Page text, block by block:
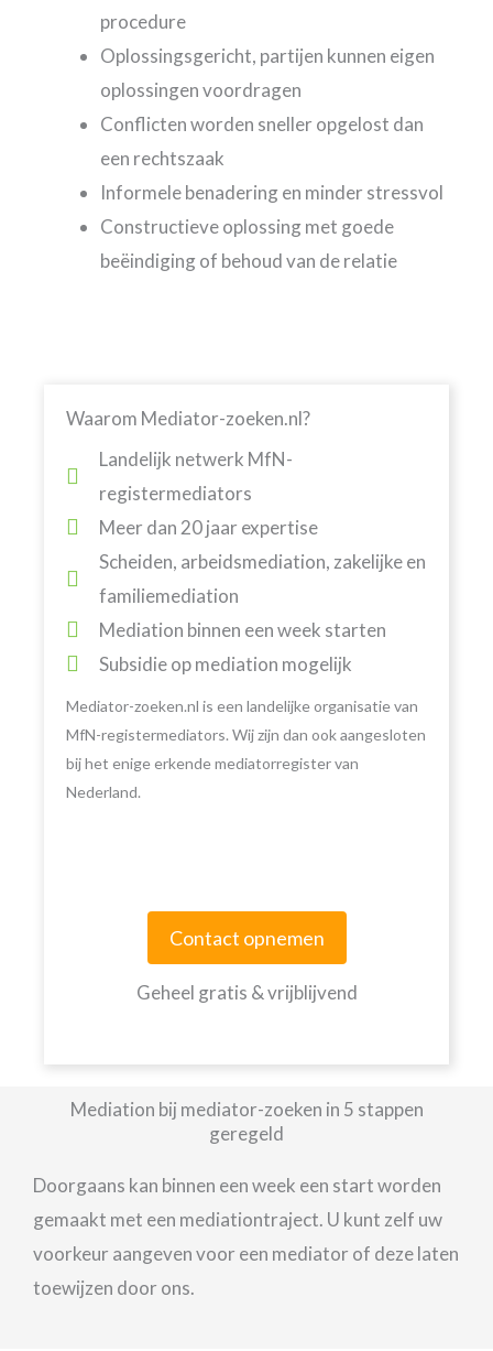
procedure
Oplossingsgericht, partijen kunnen eigen
oplossingen voordragen
Conflicten worden sneller opgelost dan
een rechtszaak
Informele benadering en minder stressvol
Constructieve oplossing met goede
beëindiging of behoud van de relatie
Waarom Mediator-zoeken.nl?
Landelijk netwerk MfN-
registermediators
Meer dan 20 jaar expertise
Scheiden, arbeidsmediation, zakelijke en
familiemediation
Mediation binnen een week starten
Subsidie op mediation mogelijk
Mediator-zoeken.nl is een landelijke organisatie van
MfN-registermediators. Wij zijn dan ook aangesloten
bij het enige erkende mediatorregister van
Nederland.
Contact opnemen
Geheel gratis & vrijblijvend
Mediation bij mediator-zoeken in 5 stappen
geregeld
Doorgaans kan binnen een week een start worden
gemaakt met een mediationtraject. U kunt zelf uw
voorkeur aangeven voor een mediator of deze laten
toewijzen door ons.